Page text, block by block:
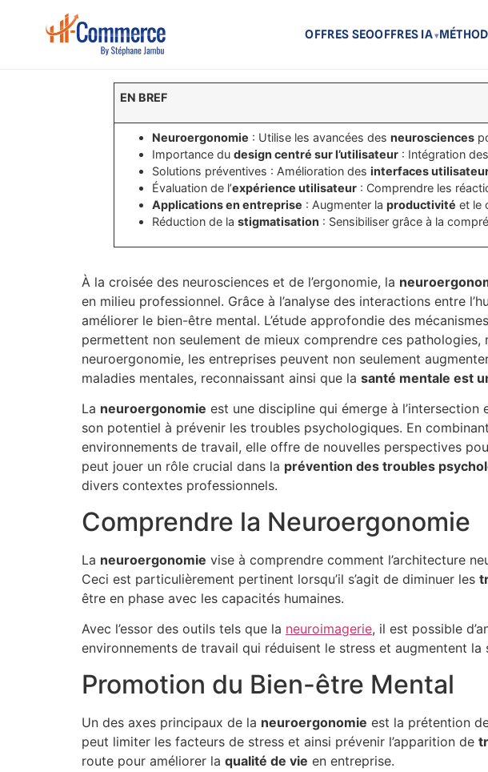
OFFRES SEOOFFRES IA
EN BREF
Neuroergonomie : Utilise les avancées desneurosciences
Importance dudesign centré sur l’utilisateur : Intégration
Solutions préventives : Amélioration desinterfaces
Évaluation de l’expérience utilisateur : Comprendre les
Applications en entreprise : Augmenter laproductivité et le
Réduction de lastigmatisation : Sensibiliser grâce à la
À la croisée des neurosciences et de l’ergonomie, la
en milieu professionnel. Grâce à l’analyse des interactions entre
améliorer le bien-être mental. L’étude approfondie des
permettent non seulement de mieux comprendre ces
neuroergonomie, les entreprises peuvent non seulement
maladies mentales, reconnaissant ainsi que la santé mentale est
La neuroergonomie est une discipline qui émerge à
son potentiel à prévenir les troubles psychologiques. En
environnements de travail, elle offre de nouvelles perspectives
peut jouer un rôle crucial dans la prévention des troubles
divers contextes professionnels.
Comprendre la Neuroergonomie
La neuroergonomie vise à comprendre comment l’architecture
Ceci est particulièrement pertinent lorsqu’il s’agit de diminuer les
être en phase avec les capacités humaines.
Avec l’essor des outils tels que la neuroimagerie, il est possible
environnements de travail qui réduisent le stress et augmentent
Promotion du Bien-être Mental
Un des axes principaux de la neuroergonomie est la prétention
peut limiter les facteurs de stress et ainsi prévenir l’apparition de
route pour améliorer la qualité de vie en entreprise.